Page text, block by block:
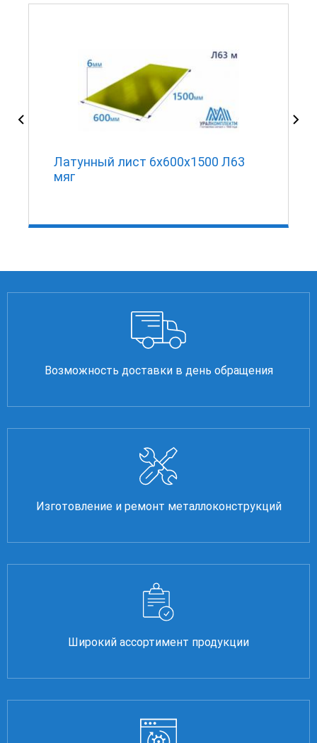
Латунный лист 6х600х1500 Л63
мяг
Возможность доставки в день обращения
Изготовление и ремонт металлоконструкций
Широкий ассортимент продукции